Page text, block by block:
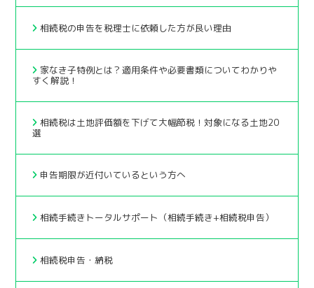
相続税の申告を税理士に依頼した方が良い理由
家なき子特例とは？適用条件や必要書類についてわかりや
すく解説！
相続税は土地評価額を下げて大幅節税！対象になる土地20
選
申告期限が近付いているという方へ
相続手続きトータルサポート（相続手続き+相続税申告）
相続税申告・納税